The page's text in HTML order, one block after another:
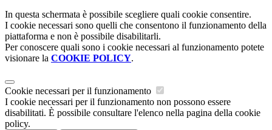
In questa schermata è possibile scegliere quali cookie consentire.
I cookie necessari sono quelli che consentono il funzionamento della
piattaforma e non è possibile disabilitarli.
Per conoscere quali sono i cookie necessari al funzionamento potete
visionare la COOKIE POLICY.
Cookie necessari per il funzionamento
I cookie necessari per il funzionamento non possono essere
disabilitati. È possibile consultare l'elenco nella pagina della cookie
policy.